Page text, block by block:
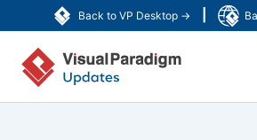
Back to VP Desktop →
容